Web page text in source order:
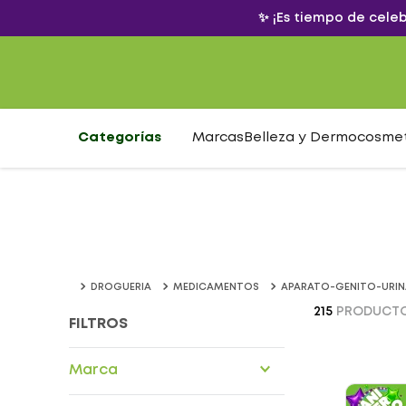
✨ ¡Es tiempo de
Categorías Marcas Belleza y
DROGUERIA MEDICAMENTOS APARATO-GENITO-
FILTROS
Marca
215